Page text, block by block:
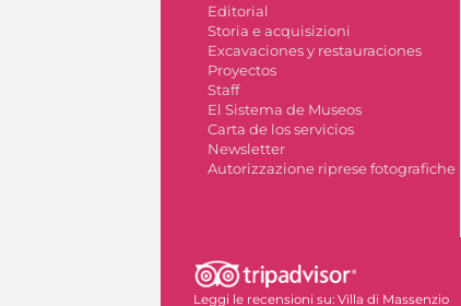
Editorial
Storia e acquisizioni
Excavaciones y restauraciones
Proyectos
Staff
El Sistema de Museos
Carta de los servicios
Newsletter
Autorizzazione riprese fotografiche
Leggi le recensioni su: Villa di Massenzio